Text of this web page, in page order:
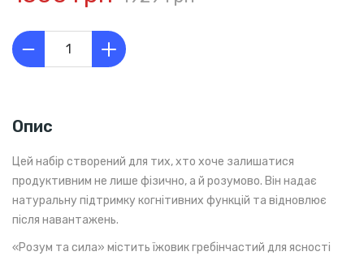
Опис
Цей набір створений для тих, хто хоче залишатися
продуктивним не лише фізично, а й розумово. Він надає
натуральну підтримку когнітивних функцій та відновлює
після навантажень.
«Розум та сила» містить їжовик гребінчастий для ясності